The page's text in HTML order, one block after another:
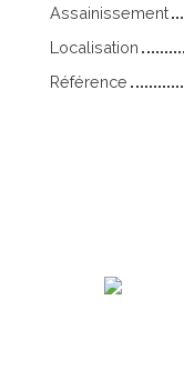
Assainissement
Localisation
Référence